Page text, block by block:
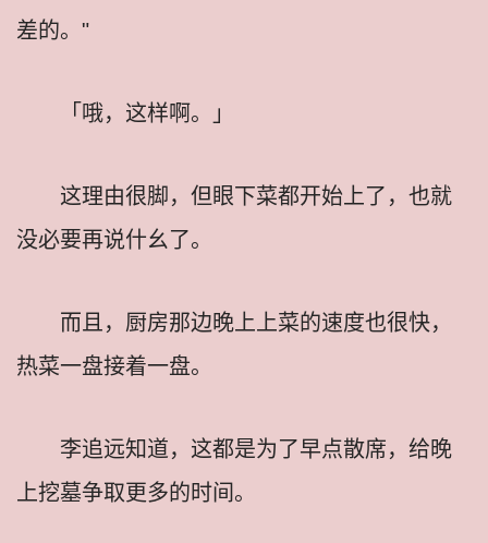
差的。"
「哦，这样啊。」
这理由很脚，但眼下菜都开始上了，也就
没必要再说什幺了。
而且，厨房那边晚上上菜的速度也很快，
热菜一盘接着一盘。
李追远知道，这都是为了早点散席，给晚
上挖墓争取更多的时间。